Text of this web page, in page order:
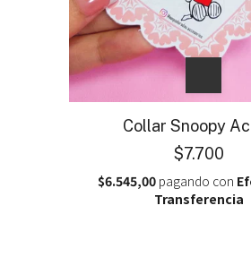
Collar Snoopy
$7.700
$6.545,00 pagando con
Transferencia